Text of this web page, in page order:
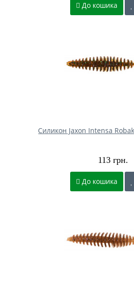
До кошика
Силикон Jaxon Intensa
113 грн.
До кошика